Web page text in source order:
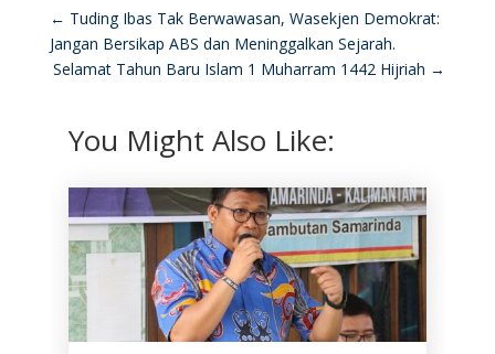
← Tuding Ibas Tak Berwawasan, Wasekjen Demokrat:
Jangan Bersikap ABS dan Meninggalkan Sejarah.
Selamat Tahun Baru Islam 1 Muharram 1442 Hijriah →
You Might Also Like: